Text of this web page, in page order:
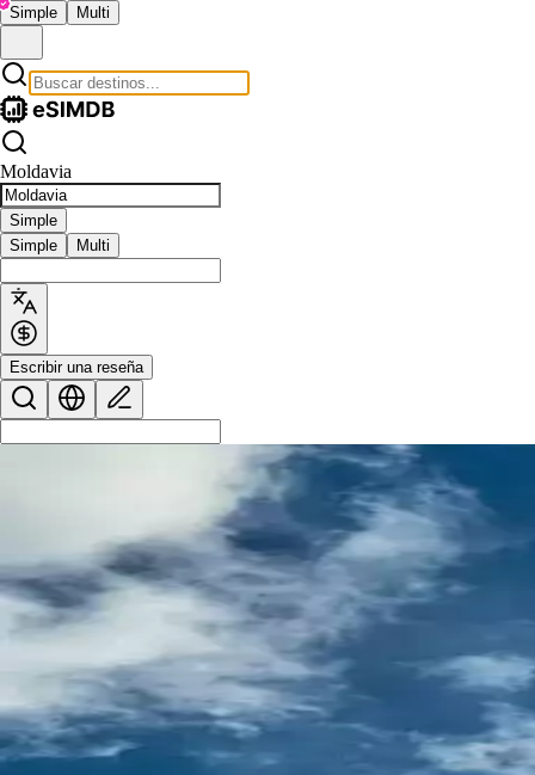
Simple Multi
Moldavia
Simple
Simple
Multi
Escribir una reseña